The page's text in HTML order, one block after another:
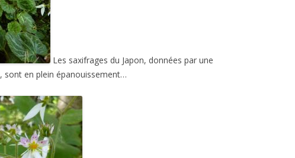
Les saxifrages du Japon, données par une
, sont en plein épanouissement…